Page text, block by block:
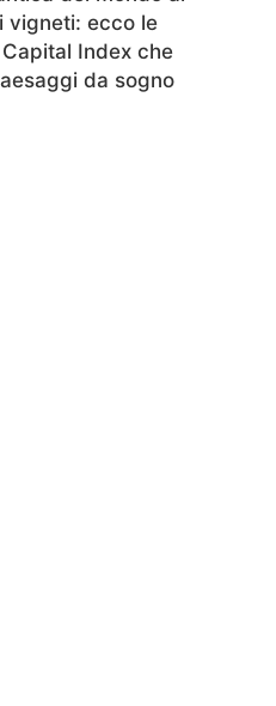
vigneti: ecco le
Index che
da sogno